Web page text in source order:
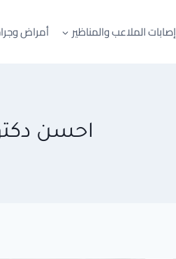
إصابات الملاعب والمناظير أمراض
احسن